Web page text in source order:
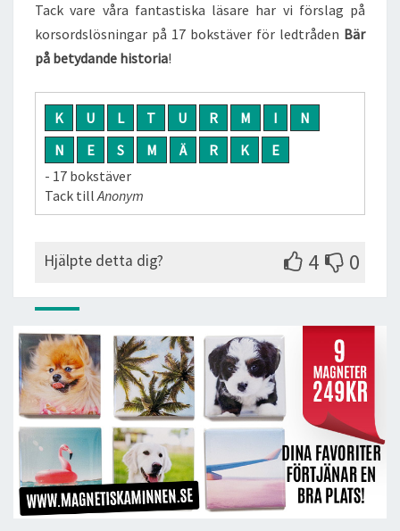
Tack vare våra fantastiska läsare har vi förslag på
korsordslösningar på 17 bokstäver för ledtråden Bär
på betydande historia!
K U L T U R M I
N
N
E S M Ä R K
E
- 17 bokstäver
Tack tillAnonym
Hjälpte detta dig? 4 0